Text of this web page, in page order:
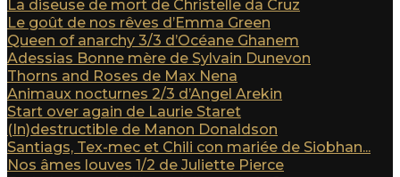
La diseuse de mort de Christelle da Cruz
Le goût de nos rêves d’Emma Green
Queen of anarchy 3/3 d’Océane Ghanem
Adessias Bonne mère de Sylvain Dunevon
Thorns and Roses de Max Nena
Animaux nocturnes 2/3 d’Angel Arekin
Start over again de Laurie Staret
(In)destructible de Manon Donaldson
Santiags, Tex-mec et Chili con mariée de Siobhan...
Nos âmes louves 1/2 de Juliette Pierce